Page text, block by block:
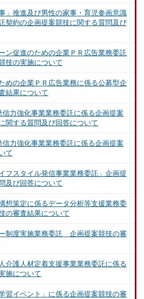
」推進及び男性の家事・育児参画意識
契約の企画提案競技に関する質問及び
ン促進のための企業ＰＲ広告業務委託
技の実施について
めの企業ＰＲ広告業務に係る公募型企
結果について
力強化事業業務委託に係る企画提案
関する質問及び回答について
力強化事業業務委託に係る企画提案
て
フスタイル発信事業業務委託」企画提
及び回答について
想策定に係るデータ分析等支援業務委
の審査結果について
制度実施業務委託 企画提案競技の審
介護人材定着支援事業業務委託に係る
施について
習イベント」に係る企画提案競技の審